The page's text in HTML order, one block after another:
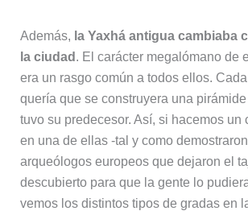
Además, la Yaxhá antigua cambiaba
la ciudad . El carácter megalómano de
era un rasgo común a todos ellos.
quería que se construyera una
tuvo su predecesor. Así, si hacemos un
en una de ellas -tal y como
arqueólogos europeos que dejaron el
descubierto para que la gente lo
vemos los distintos tipos de gradas en